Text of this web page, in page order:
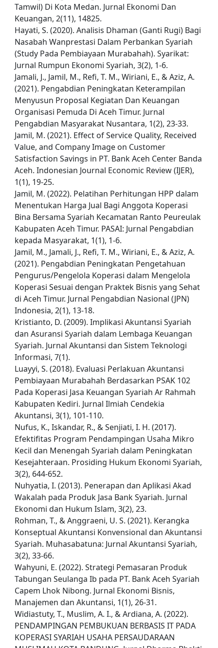
Tamwil) Di Kota Medan. Jurnal Ekonomi Dan
Keuangan, 2(11), 14825.
Hayati, S. (2020). Analisis Dhaman (Ganti Rugi) Bagi
Nasabah Wanprestasi Dalam Perbankan Syariah
(Study Pada Pembiayaan Murabahah). Syarikat:
Jurnal Rumpun Ekonomi Syariah, 3(2), 1-6.
Jamali, J., Jamil, M., Refi, T. M., Wiriani, E., & Aziz, A.
(2021). Pengabdian Peningkatan Keterampilan
Menyusun Proposal Kegiatan Dan Keuangan
Organisasi Pemuda Di Aceh Timur. Jurnal
Pengabdian Masyarakat Nusantara, 1(2), 23-33.
Jamil, M. (2021). Effect of Service Quality, Received
Value, and Company Image on Customer
Satisfaction Savings in PT. Bank Aceh Center Banda
Aceh. Indonesian Journal Economic Review (IJER),
1(1), 19-25.
Jamil, M. (2022). Pelatihan Perhitungan HPP dalam
Menentukan Harga Jual Bagi Anggota Koperasi
Bina Bersama Syariah Kecamatan Ranto Peureulak
Kabupaten Aceh Timur. PASAI: Jurnal Pengabdian
kepada Masyarakat, 1(1), 1-6.
Jamil, M., Jamali, J., Refi, T. M., Wiriani, E., & Aziz, A.
(2021). Pengabdian Peningkatan Pengetahuan
Pengurus/Pengelola Koperasi dalam Mengelola
Koperasi Sesuai dengan Praktek Bisnis yang Sehat
di Aceh Timur. Jurnal Pengabdian Nasional (JPN)
Indonesia, 2(1), 13-18.
Kristianto, D. (2009). Implikasi Akuntansi Syariah
dan Asuransi Syariah dalam Lembaga Keuangan
Syariah. Jurnal Akuntansi dan Sistem Teknologi
Informasi, 7(1).
Luayyi, S. (2018). Evaluasi Perlakuan Akuntansi
Pembiayaan Murabahah Berdasarkan PSAK 102
Pada Koperasi Jasa Keuangan Syariah Ar Rahmah
Kabupaten Kediri. Jurnal Ilmiah Cendekia
Akuntansi, 3(1), 101-110.
Nufus, K., Iskandar, R., & Senjiati, I. H. (2017).
Efektifitas Program Pendampingan Usaha Mikro
Kecil dan Menengah Syariah dalam Peningkatan
Kesejahteraan. Prosiding Hukum Ekonomi Syariah,
3(2), 644-652.
Nuhyatia, I. (2013). Penerapan dan Aplikasi Akad
Wakalah pada Produk Jasa Bank Syariah. Jurnal
Ekonomi dan Hukum Islam, 3(2), 23.
Rohman, T., & Anggraeni, U. S. (2021). Kerangka
Konseptual Akuntansi Konvensional dan Akuntansi
Syariah. Muhasabatuna: Jurnal Akuntansi Syariah,
3(2), 33-66.
Wahyuni, E. (2022). Strategi Pemasaran Produk
Tabungan Seulanga Ib pada PT. Bank Aceh Syariah
Capem Lhok Nibong. Jurnal Ekonomi Bisnis,
Manajemen dan Akuntansi, 1(1), 26-31.
Widiastuty, T., Muslim, A. I., & Ardiana, A. (2022).
PENDAMPINGAN PEMBUKUAN BERBASIS IT PADA
KOPERASI SYARIAH USAHA PERSAUDARAAN